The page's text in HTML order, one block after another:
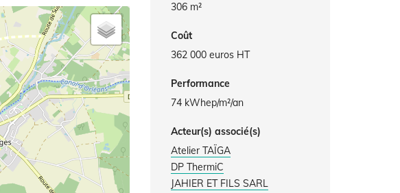
306 m²
Coût
362 000 euros HT
Performance
74 kWhep/m²/an
Acteur(s) associé(s)
Atelier TAÏGA
DP ThermiC
JAHIER ET FILS SARL